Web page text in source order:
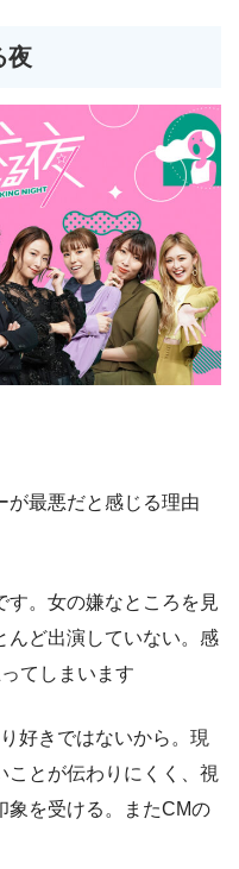
夜
が最悪だと感じる理由
す。女の嫌なところを見
んど出演していない。感
てしまいます
好きではないから。現
ことが伝わりにくく、視
象を受ける。またCMの